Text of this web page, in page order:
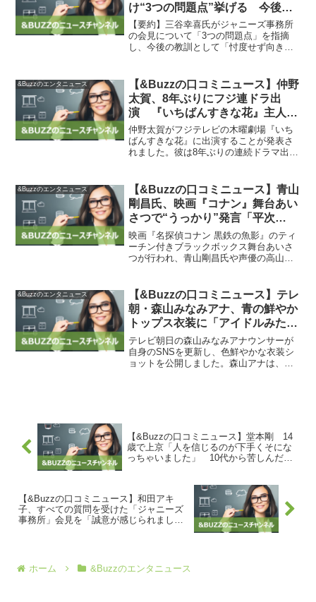
け“3つの問題点”挙げる 今後へ
の教訓も「忖度せず向かい合うこ
とができるか」 | ORICON NEWS
【要約】三谷幸喜氏がジャニーズ事務所
の会見について「3つの問題点」を指摘
し、今後の教訓として「忖度せず向き合
幸喜氏の指摘は非常に興味深く、今後の
対応が注目されると感じま...
&Buzzのエンタニュース
【&Buzzの口コミニュース】仲野
太賀、8年ぶりにフジ連ドラ出
演 『いちばんすきな花』主人公
の1人・潮ゆくえ（多部未華子）
が心許した男友達役 | ORICON
NEWS
仲野太賀がフジテレビの木曜劇場『いち
ばんすきな花』に出演することが発表さ
れました。彼は8年ぶりの連続ドラマ出演
優として注目されており、これからの活
躍が楽しみです。&Bu...
&Buzzのエンタニュース
【&Buzzの口コミニュース】青山
剛昌氏、映画『コナン』舞台あい
さつで“うっかり”発言「平次
が…」 次作予告に会場どよめき
| ORICON NEWS
映画『名探偵コナン 黒鉄の魚影』のティ
ーチン付きブラックボックス舞台あいさ
つが行われ、青山剛昌氏や声優の高山み
ラクターである江戸川コナンの活躍を描
いた作品です。舞台あい...
&Buzzのエンタニュース
【&Buzzの口コミニュース】テレ
朝・森山みなみアナ、青の鮮やか
トップス衣装に「アイドルみたい
です」など絶賛の声 : スポーツ報
知
テレビ朝日の森山みなみアナウンサーが
自身のSNSを更新し、色鮮やかな衣装シ
ョットを公開しました。森山アナは、テ
【&Buzzの口コミニュース】堂本剛 14
歳で上京「人を信じるのが下手くそにな
っちゃいました」 10代から苦しんだ病
【&Buzzの口コミニュース】和田アキ
子、すべての質問を受けた「ジャニーズ
事務所」会見を「誠意が感じられまし
ホーム &Buzzのエンタニュース